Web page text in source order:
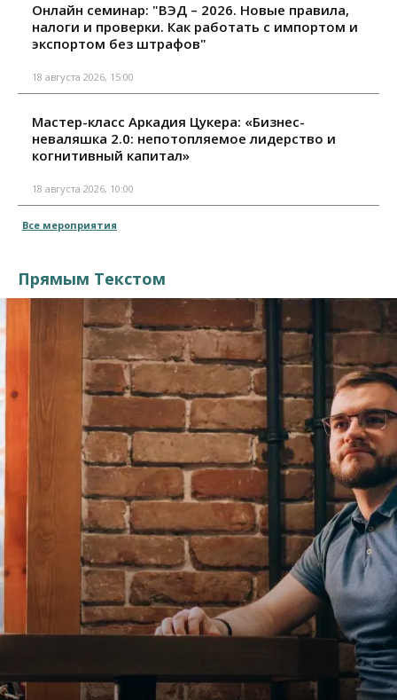
Онлайн семинар: "ВЭД – 2026. Новые правила,
налоги и проверки. Как работать с импортом и
экспортом без штрафов"
18 августа 2026, 15:00
Мастер-класс Аркадия Цукера: «Бизнес-
неваляшка 2.0: непотопляемое лидерство и
когнитивный капитал»
18 августа 2026, 10:00
Все мероприятия
Прямым Текстом